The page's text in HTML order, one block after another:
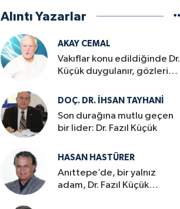
Alıntı Yazarlar
AKAY CEMAL
Vakıflar konu edildiğinde Dr.
Küçük duygulanır, gözleri
DOÇ. DR. İHSAN TAYHANI
Son durağına mutlu geçen
bir lider: Dr. Fazıl Küçük
HASAN HASTÜRER
Anıttepe’de, bir yalnız
adam, Dr. Fazıl Küçük…